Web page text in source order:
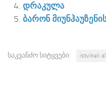
დრაკულა
ბარონ
საკვანძო სიტყვები: istvikeli